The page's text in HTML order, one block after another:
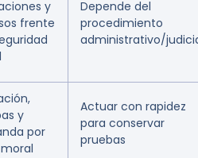
y
frente
Depende del
procedimiento
administrativo/
y
por
Actuar con rapidez
para conservar
pruebas